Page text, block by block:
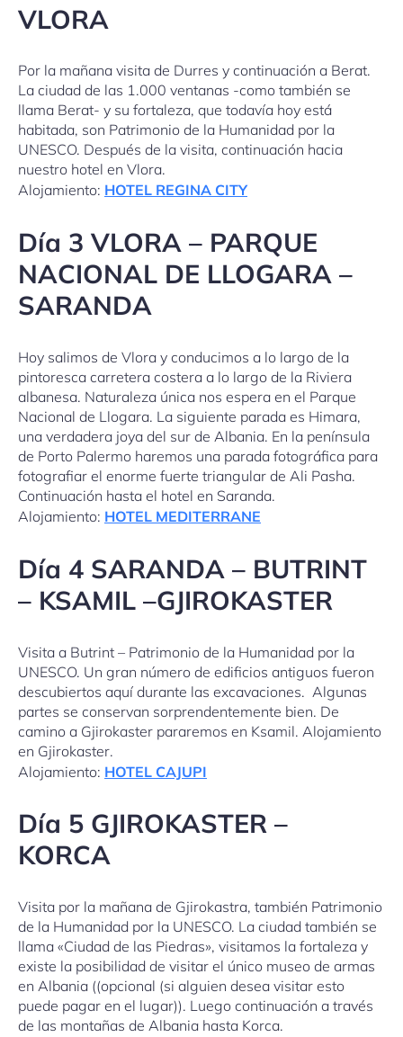
VLORA
Por la mañana visita de Durres y continuación a Berat.
La ciudad de las 1.000 ventanas -como también se
llama Berat- y su fortaleza, que todavía hoy está
habitada, son Patrimonio de la Humanidad por la
UNESCO. Después de la visita, continuación hacia
nuestro hotel en Vlora.
Alojamiento: HOTEL REGINA CITY
Día 3 VLORA – PARQUE
NACIONAL DE LLOGARA –
SARANDA
Hoy salimos de Vlora y conducimos a lo largo de la
pintoresca carretera costera a lo largo de la Riviera
albanesa. Naturaleza única nos espera en el Parque
Nacional de Llogara. La siguiente parada es Himara,
una verdadera joya del sur de Albania. En la península
de Porto Palermo haremos una parada fotográfica para
fotografiar el enorme fuerte triangular de Ali Pasha.
Continuación hasta el hotel en Saranda.
Alojamiento: HOTEL MEDITERRANE
Día 4 SARANDA – BUTRINT
– KSAMIL –GJIROKASTER
Visita a Butrint – Patrimonio de la Humanidad por la
UNESCO. Un gran número de edificios antiguos fueron
descubiertos aquí durante las excavaciones. Algunas
partes se conservan sorprendentemente bien. De
camino a Gjirokaster pararemos en Ksamil. Alojamiento
en Gjirokaster.
Alojamiento: HOTEL CAJUPI
Día 5 GJIROKASTER –
KORCA
Visita por la mañana de Gjirokastra, también Patrimonio
de la Humanidad por la UNESCO. La ciudad también se
llama «Ciudad de las Piedras», visitamos la fortaleza y
existe la posibilidad de visitar el único museo de armas
en Albania ((opcional (si alguien desea visitar esto
puede pagar en el lugar)). Luego continuación a través
de las montañas de Albania hasta Korca.